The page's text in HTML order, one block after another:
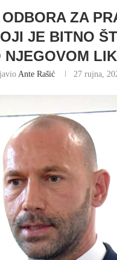
ZA
JE BITNO
NJEGOVOM
Ante Rašić 27 rujna,